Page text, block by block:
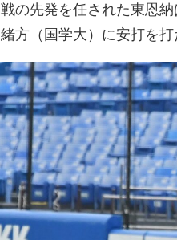
の先発を任された東恩
方（国学大）に安打を